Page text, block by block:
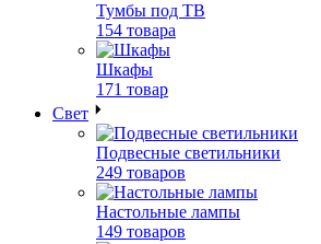
Тумбы под ТВ
154 товара
Шкафы
171 товар
Свет
Подвесные светильники
249 товаров
Настольные лампы
149 товаров